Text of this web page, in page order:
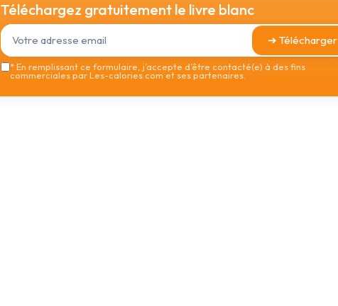
Téléchargez gratuitement le livre blanc
➔ Télécharger
*En remplissant ce formulaire, j’accepte d’être contacté(e) à des fins
commerciales par Les-calories.com et ses partenaires.